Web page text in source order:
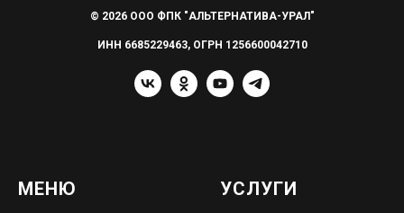
© 2026 ООО ФПК "АЛЬТЕРНАТИВА-УРАЛ"
ИНН 6685229463, ОГРН 1256600042710
МЕНЮ УСЛУГИ